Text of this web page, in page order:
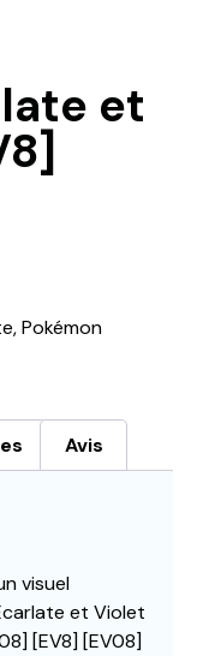
et
,Pokémon
Avis
visuel
et Violet
[EV8] [EV08]